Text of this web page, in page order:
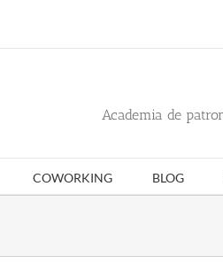
Academia de
COWORKING BLOG